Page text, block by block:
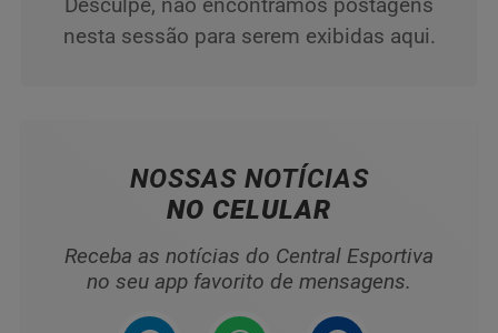
Desculpe, não encontramos postagens
nesta sessão para serem exibidas aqui.
NOSSAS NOTÍCIAS
NO CELULAR
Receba as notícias do Central Esportiva
no seu app favorito de mensagens.